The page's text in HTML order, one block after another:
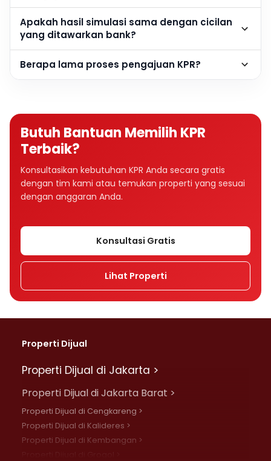
Apakah hasil simulasi sama dengan cicilan
yang ditawarkan bank?
Berapa lama proses pengajuan KPR?
Butuh Bantuan Memilih KPR
Terbaik?
Konsultasikan kebutuhan KPR Anda secara gratis
dengan tim kami atau temukan properti yang sesuai
dengan anggaran Anda.
Konsultasi Gratis
Lihat Properti
Properti Dijual
Properti Dijual di Jakarta >
Properti Dijual di Jakarta Barat >
Properti Dijual di Cengkareng >
Properti Dijual di Kalideres >
Properti Dijual di Kembangan >